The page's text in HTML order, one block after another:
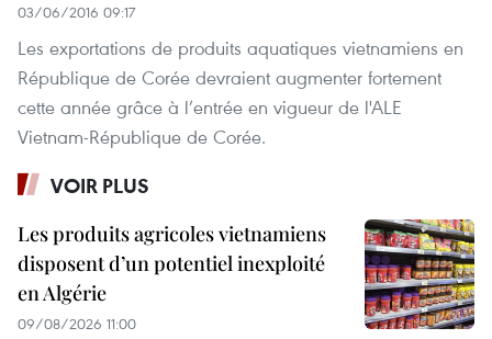
03/06/2016 09:17
Les exportations de produits aquatiques vietnamiens en
République de Corée devraient augmenter fortement
cette année grâce à l’entrée en vigueur de l'ALE
Vietnam-République de Corée.
VOIR PLUS
Les produits agricoles vietnamiens
disposent d’un potentiel inexploité
en Algérie
09/08/2026 11:00